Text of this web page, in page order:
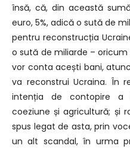
însă, că, din această
euro, 5%, adică o sută de
pentru reconstrucția
o sută de miliarde –
vor conta acești bani,
va reconstrui Ucraina. În
intenția de contopire a
coeziune și agricultură; și
spus legat de asta, prin
un alt scandal, în urma